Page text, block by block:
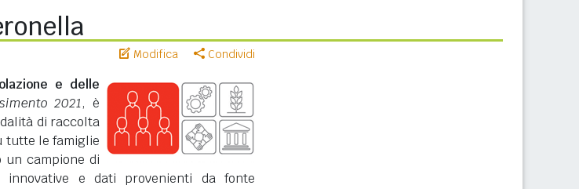
Modifica Condividi
e delle
2021, è
di raccolta
tutte le famiglie
campione di
innovative e dati provenienti da fonte